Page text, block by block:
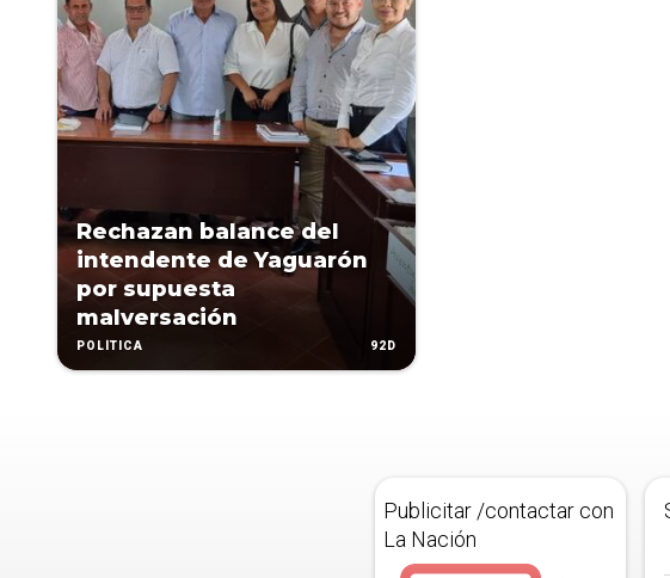
Rechazan balance del
intendente de Yaguarón
por supuesta
malversación
POLÍTICA 92D
Publicitar /contactar con
La Nación